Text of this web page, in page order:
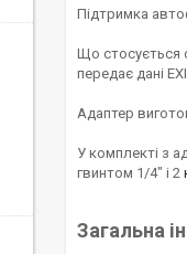
Підтримка
Що стосується
передає дані
Адаптер
У комплекті з
гвинтом 1/4" і 2
Загальна